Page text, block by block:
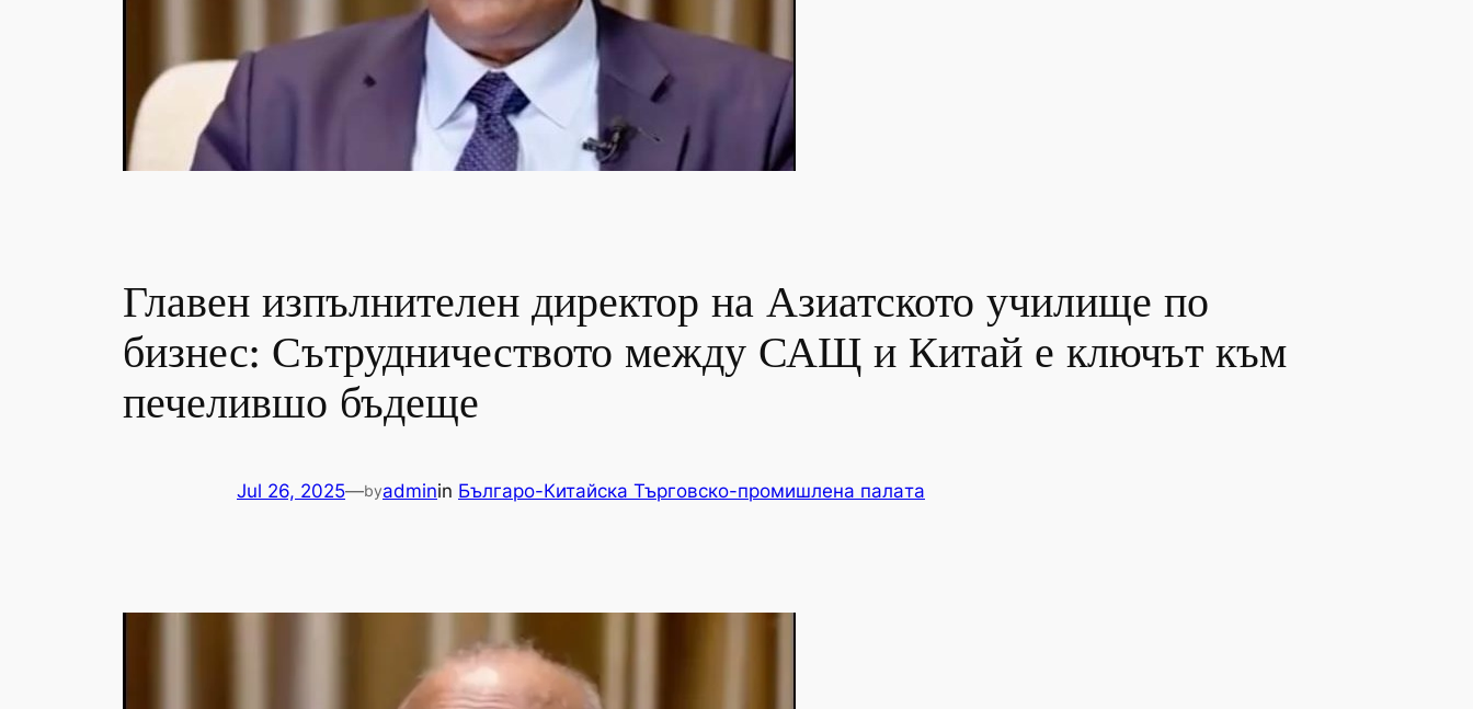
Главен изпълнителен директор на Азиатското училище по
бизнес: Сътрудничеството между САЩ и Китай е ключът към
печелившо бъдеще
Jul 26, 2025—byadminin Българо-Китайска Търговско-промишлена палaта